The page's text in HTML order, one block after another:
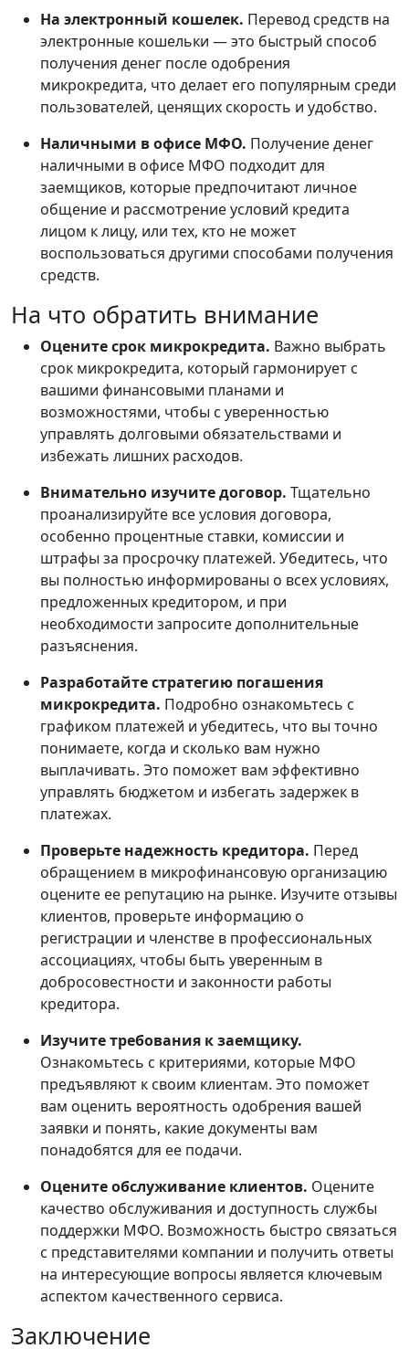
На электронный кошелек. Перевод средств на
электронные кошельки — это быстрый способ
получения денег после одобрения
микрокредита, что делает его популярным среди
пользователей, ценящих скорость и удобство.
Наличными в офисе МФО. Получение денег
наличными в офисе МФО подходит для
заемщиков, которые предпочитают личное
общение и рассмотрение условий кредита
лицом к лицу, или тех, кто не может
воспользоваться другими способами получения
средств.
На что обратить внимание
Оцените срок микрокредита. Важно выбрать
срок микрокредита, который гармонирует с
вашими финансовыми планами и
возможностями, чтобы с уверенностью
управлять долговыми обязательствами и
избежать лишних расходов.
Внимательно изучите договор. Тщательно
проанализируйте все условия договора,
особенно процентные ставки, комиссии и
штрафы за просрочку платежей. Убедитесь, что
вы полностью информированы о всех условиях,
предложенных кредитором, и при
необходимости запросите дополнительные
разъяснения.
Разработайте стратегию погашения
микрокредита. Подробно ознакомьтесь с
графиком платежей и убедитесь, что вы точно
понимаете, когда и сколько вам нужно
выплачивать. Это поможет вам эффективно
управлять бюджетом и избегать задержек в
платежах.
Проверьте надежность кредитора. Перед
обращением в микрофинансовую организацию
оцените ее репутацию на рынке. Изучите отзывы
клиентов, проверьте информацию о
регистрации и членстве в профессиональных
ассоциациях, чтобы быть уверенным в
добросовестности и законности работы
кредитора.
Изучите требования к заемщику.
Ознакомьтесь с критериями, которые МФО
предъявляют к своим клиентам. Это поможет
вам оценить вероятность одобрения вашей
заявки и понять, какие документы вам
понадобятся для ее подачи.
Оцените обслуживание клиентов. Оцените
качество обслуживания и доступность службы
поддержки МФО. Возможность быстро связаться
с представителями компании и получить ответы
на интересующие вопросы является ключевым
аспектом качественного сервиса.
Заключение